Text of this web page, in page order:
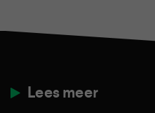
Lees meer